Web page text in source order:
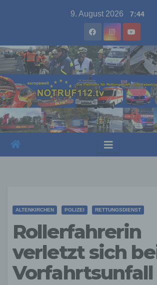
9. August 2026 7:44
ALTENKIRCHEN POLIZEI RETTUNGSDIENST
Rollerfahrerin
verletzt sich
Vorfahrtsunfall